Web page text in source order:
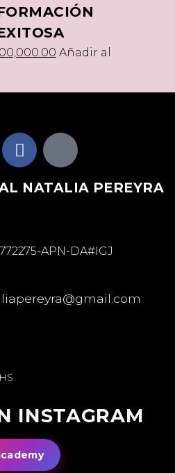
Añadir al
NATALIA PEREYRA
APN-DA#IGJ
INSTAGRAM